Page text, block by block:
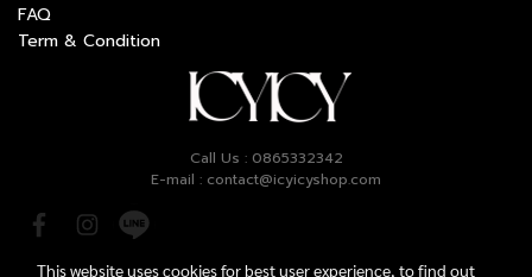
FAQ
Term & Condition
Call Us : 0865332342
E-mail : contact@icyicyshop.com
This website uses cookies for best user experience, to find out